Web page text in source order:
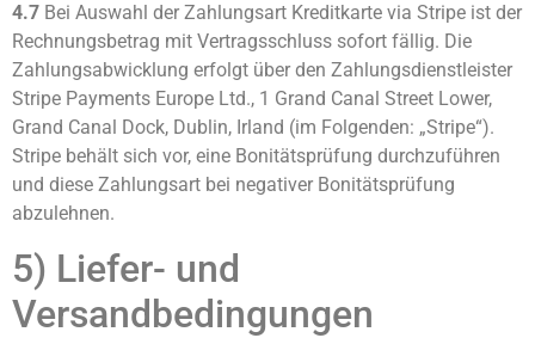
4.7 Bei Auswahl der Zahlungsart Kreditkarte via Stripe ist der
Rechnungsbetrag mit Vertragsschluss sofort fällig. Die
Zahlungsabwicklung erfolgt über den Zahlungsdienstleister
Stripe Payments Europe Ltd., 1 Grand Canal Street Lower,
Grand Canal Dock, Dublin, Irland (im Folgenden: „Stripe“).
Stripe behält sich vor, eine Bonitätsprüfung durchzuführen
und diese Zahlungsart bei negativer Bonitätsprüfung
abzulehnen.
5) Liefer- und
Versandbedingungen